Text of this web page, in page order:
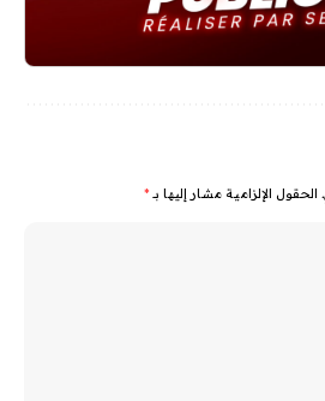
الحقول الإلزامية مشار إليها بـ *